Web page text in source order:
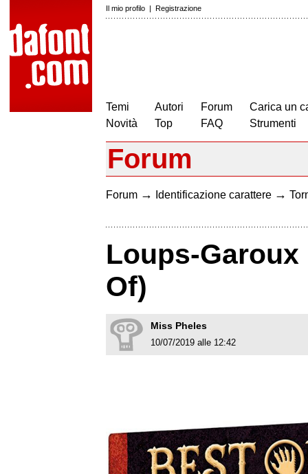
Il mio profilo | Registrazione
Temi
Novità
Autori
Top
Forum
FAQ
Carica un
Strumenti
Forum
Forum → Identificazione carattere →
Loups-
Of)
Miss Pheles
10/07/2019 alle 12:42